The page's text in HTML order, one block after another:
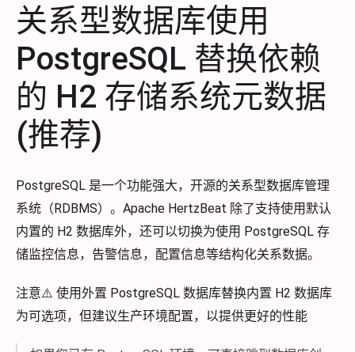
关系型数据库使用
PostgreSQL 替换依赖
的 H2 存储系统元数据
(推荐)
PostgreSQL 是一个功能强大，开源的关系型数据库管理
系统（RDBMS）。Apache HertzBeat 除了支持使用默认
内置的 H2 数据库外，还可以切换为使用 PostgreSQL 存
储监控信息，告警信息，配置信息等结构化关系数据。
注意⚠️ 使用外置 PostgreSQL 数据库替换内置 H2 数据库
为可选项，但建议生产环境配置，以提供更好的性能